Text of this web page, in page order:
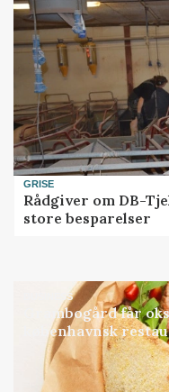
GRISE
Rådgiver om DB-
store besparelser
BUSINESS
Grambogård får
københavnsk